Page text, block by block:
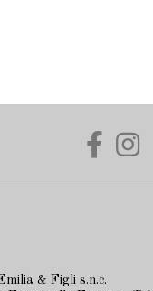
& Figli s.n.c.